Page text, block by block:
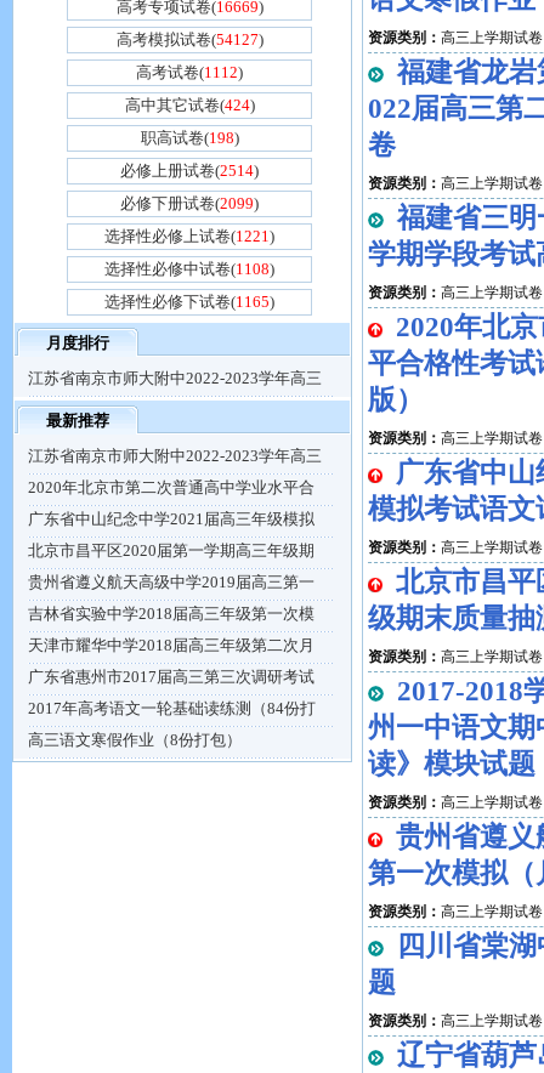
高考专项试卷(16669)
高考模拟试卷(54127)
高考试卷(1112)
高中其它试卷(424)
职高试卷(198)
必修上册试卷(2514)
必修下册试卷(2099)
选择性必修上试卷(1221)
选择性必修中试卷(1108)
选择性必修下试卷(1165)
月度排行
江苏省南京市师大附中2022-2023学年高三
最新推荐
江苏省南京市师大附中2022-2023学年高三
2020年北京市第二次普通高中学业水平合
广东省中山纪念中学2021届高三年级模拟
北京市昌平区2020届第一学期高三年级期
贵州省遵义航天高级中学2019届高三第一
吉林省实验中学2018届高三年级第一次模
天津市耀华中学2018届高三年级第二次月
广东省惠州市2017届高三第三次调研考试
2017年高考语文一轮基础读练测（84份打
高三语文寒假作业（8份打包）
资源类别： 高三上学期试卷
福建省龙岩
022届高三第
卷
资源类别： 高三上学期试卷
福建省三
学期学段考
资源类别： 高三上学期试卷
2020年北
平合格性考
版）
资源类别： 高三上学期试卷
广东省中
模拟考试语
资源类别： 高三上学期试卷
北京市昌平
级期末质量
资源类别： 高三上学期试卷
2017-2018
州一中语文
读》模块试
资源类别： 高三上学期试卷
贵州省遵义
第一次模拟
资源类别： 高三上学期试卷
四川省棠
题
资源类别： 高三上学期试卷
辽宁省葫